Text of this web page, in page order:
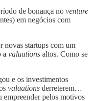
de bonança no venture
em negócios com
novas startups com um
a valuations altos. Como se
e os investimentos
valuations derreterem…
empreender pelos motivos